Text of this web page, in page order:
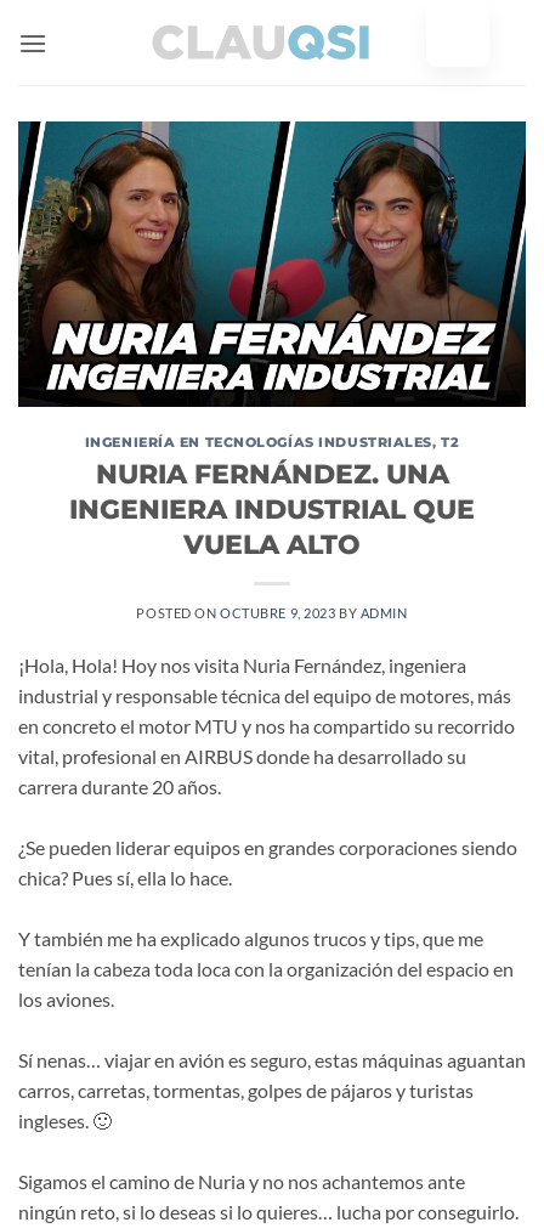
INGENIERÍA EN TECNOLOGÍAS INDUSTRIALES,T2
NURIA FERNÁNDEZ. UNA
INGENIERA INDUSTRIAL QUE
VUELA ALTO
POSTED ONOCTUBRE 9, 2023 BY ADMIN
¡Hola, Hola! Hoy nos visita Nuria Fernández, ingeniera
industrial y responsable técnica del equipo de motores, más
en concreto el motor MTU y nos ha compartido su recorrido
vital, profesional en AIRBUS donde ha desarrollado su
carrera durante 20 años.
¿Se pueden liderar equipos en grandes corporaciones siendo
chica? Pues sí, ella lo hace.
Y también me ha explicado algunos trucos y tips, que me
tenían la cabeza toda loca con la organización del espacio en
los aviones.
Sí nenas… viajar en avión es seguro, estas máquinas aguantan
carros, carretas, tormentas, golpes de pájaros y turistas
ingleses. 🙂
Sigamos el camino de Nuria y no nos achantemos ante
ningún reto, si lo deseas si lo quieres… lucha por conseguirlo.